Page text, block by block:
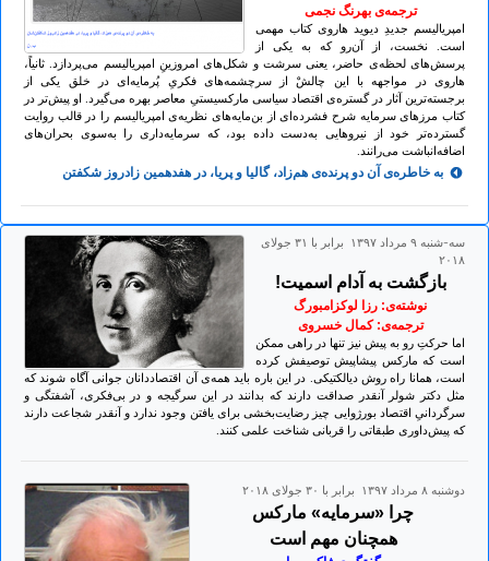
ترجمه‌ی بهرنگ نجمی
امپریالیسم جدیدِ دیوید هاروی کتاب مهمی
است. نخست، از آن‌رو که به یکی از
پرسش‌های لحظه‌ی حاضر، یعنی سرشت و شکل‌های امروزینِ امپریالیسم می‌پردازد. ثانیاً،
هاروی در مواجهه با این چالشْ از سرچشمه‌های فکریِ پُرمایه‌ای در خلق یکی از
برجسته‌ترین آثار در گستره‌ی اقتصاد سیاسی مارکسیستیِ معاصر بهره می‌گیرد. او پیش‌تر در
کتاب مرزهای سرمایه شرح فشرده‌ای از بن‌مایه‌های نظریه­‌ی امپریالیسم را در قالب روایت
گسترده‌تر خود از نیروهایی به‎‌دست داده بود، که سرمایه‌داری را به‌سوی بحران‌های
اضافه‌انباشت می‌رانند.
به خاطره‌ی آن دو پرنده‌ی هم‌زاد، گالیا و پریا، در هفدهمین زادروز شکفتن
سه-شنبه ۹ مرداد ۱۳۹۷ برابر با ۳۱ جولای
۲۰۱۸
بازگشت به آدام اسمیت!
نوشته‌ی: رزا لوکزامبورگ
ترجمه‌ی: کمال خسروی
اما حرکتِ رو به پیش نیز تنها در راهی ممکن
است که مارکس پیشاپیش توصیفش کرده
است، همانا راه روش دیالکتیکی. در این باره باید همه‌ی آن اقتصاددانان جوانی آگاه شوند که
مثل دکتر شولر آنقدر صداقت دارند که بدانند در این سرگیجه و در بی‌فکری، آشفتگی و
سرگردانیِ اقتصاد بورژوایی چیز رضایت‌بخشی برای یافتن وجود ندارد و آنقدر شجاعت دارند
که پیش‌داوری طبقاتی را قربانی شناخت علمی کنند.
دوشنبه ۸ مرداد ۱۳۹۷ برابر با ۳۰ جولای ۲۰۱۸
چرا «سرمایه» مارکس
همچنان مهم است